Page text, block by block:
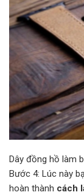
Dây đồng hồ làm
Bước 4: Lúc này
hoàn thành cách